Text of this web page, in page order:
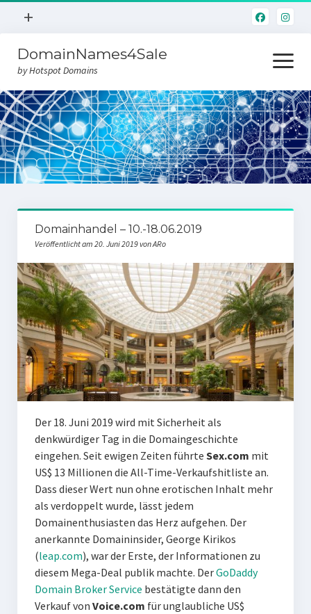
Menü
+
Hotspot.Domains
DomainNames4Sale
by Hotspot Domains
Menü
öffnen
Home
Domainverkauf
Domainhandel – 10.-18.06.2019
Veröffentlicht am 20. Juni 2019 von ARo
Der 18. Juni 2019 wird mit Sicherheit als
denkwürdiger Tag in die Domaingeschichte
eingehen. Seit ewigen Zeiten führte Sex.com mit
US$ 13 Millionen die All-Time-Verkaufshitliste an.
Dass dieser Wert nun ohne erotischen Inhalt mehr
als verdoppelt wurde, lässt jedem
Domainenthusiasten das Herz aufgehen. Der
anerkannte Domaininsider, George Kirikos
(leap.com), war der Erste, der Informationen zu
diesem Mega-Deal publik machte. DerGoDaddy
Domain Broker Service bestätigte dann den
Verkauf von Voice.com für unglaubliche US$